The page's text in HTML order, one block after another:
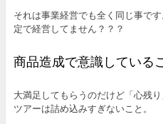
それは事業経営でも全く同じ事で
定で経営してません？？？
商品造成で意識している
大満足してもらうのだけど「心残
ツアーは詰め込みすぎないこと。